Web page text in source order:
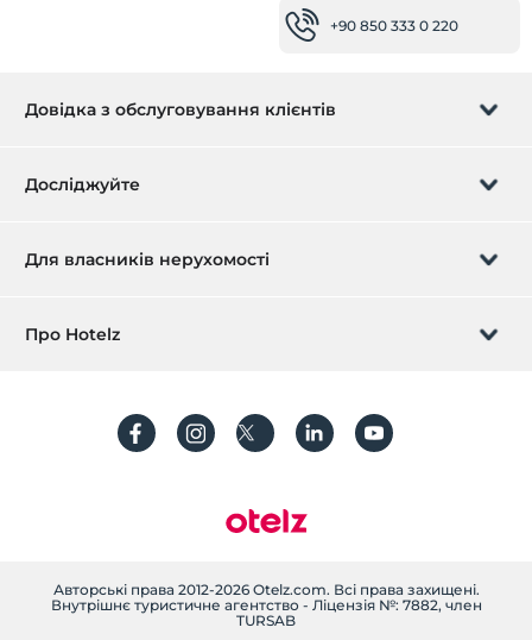
+90 850 333 0 220
Довідка з обслуговування клієнтів
Керуйте бронюванням
Питання що часто задаються
Досліджуйте
Подарункова картка
зареєструватися
Для власників нерухомості
Зареєструйте свою власність зараз
Про Hotelz
текст уточнення
Авторські права 2012-2026 Otelz.com. Всі права захищені.
Внутрішнє туристичне агентство - Ліцензія №: 7882, член
TURSAB